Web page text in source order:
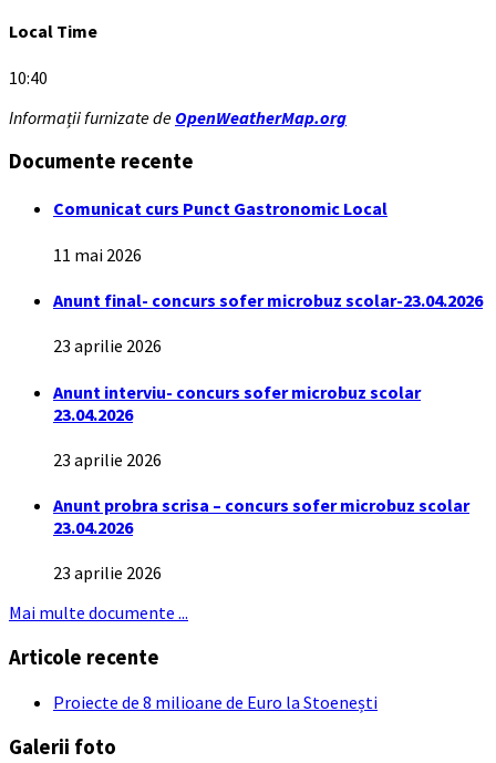
Local Time
10:40
Informații furnizate de OpenWeatherMap.org
Documente recente
Comunicat curs Punct Gastronomic Local
11 mai 2026
Anunt final- concurs sofer microbuz scolar-23.04.2026
23 aprilie 2026
Anunt interviu- concurs sofer microbuz scolar
23.04.2026
23 aprilie 2026
Anunt probra scrisa – concurs sofer microbuz scolar
23.04.2026
23 aprilie 2026
Mai multe documente ...
Articole recente
Proiecte de 8 milioane de Euro la Stoenești
Galerii foto